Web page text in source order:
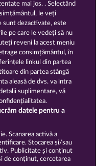
BOOK
Firmă
mai jos. . Selectând
le veți
sunt dezactivate, este
pe care le vedeți să nu
reveni la acest meniu
consimțământul, în
linkul din partea
din partea stângă
aleasă de dvs. va intra
suplimentare, vă
datele pentru a
Scanarea activă a
Stocarea și/sau
Publicitate și conținut
de conținut, cercetarea